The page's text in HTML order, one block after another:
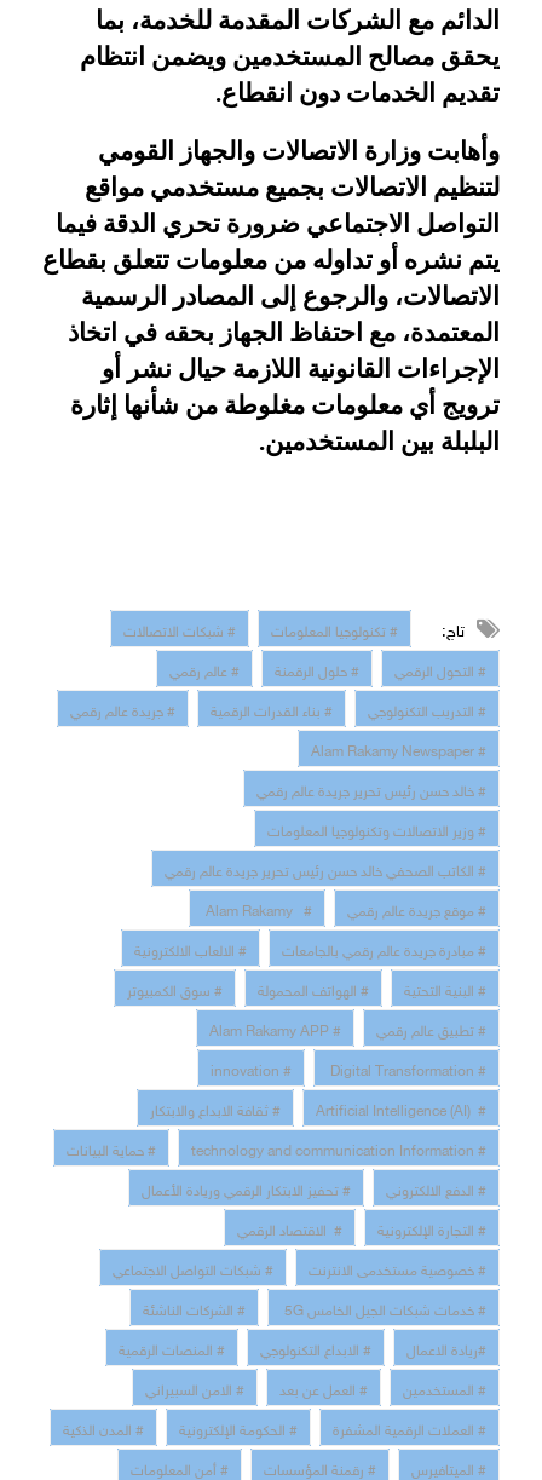
الدائم مع الشركات المقدمة للخدمة، بما
يحقق مصالح المستخدمين ويضمن انتظام
تقديم الخدمات دون انقطاع.
وأهابت وزارة الاتصالات والجهاز القومي
لتنظيم الاتصالات بجميع مستخدمي مواقع
التواصل الاجتماعي ضرورة تحري الدقة فيما
يتم نشره أو تداوله من معلومات تتعلق بقطاع
الاتصالات، والرجوع إلى المصادر الرسمية
المعتمدة، مع احتفاظ الجهاز بحقه في اتخاذ
الإجراءات القانونية اللازمة حيال نشر أو
ترويج أي معلومات مغلوطة من شأنها إثارة
البلبلة بين المستخدمين.
تاج: # تكنولوجيا المعلومات
# شبكات الاتصالات
# التحول الرقمي
# حلول الرقمنة
# عالم رقمي
# التدريب التكنولوجي
# بناء القدرات الرقمية
# جريدة عالم رقمي
# Alam Rakamy Newspaper
# خالد حسن رئيس تحرير جريدة عالم رقمي
# وزير الاتصالات وتكنولوجيا المعلومات
# الكاتب الصحفي خالد حسن رئيس تحرير جريدة عالم رقمي
# موقع جريدة عالم رقمي
# Alam Rakamy
# مبادرة جريدة عالم رقمي بالجامعات
# الالعاب الالكترونية
# البنية التحتية
# الهواتف المحمولة
# سوق الكمبيوتر
# تطبيق عالم رقمي
# Alam Rakamy APP
# Digital Transformation
# innovation
# Artificial Intelligence (AI)
# ثقافة الابداع والابتكار
# technology and communication Information
# حماية البيانات
# الدفع الالكتروني
# تحفيز الابتكار الرقمي وريادة الأعمال
# التجارة الإلكترونية
# الاقتصاد الرقمي
# خصوصية مستخدمى الانترنت
# شبكات التواصل الاجتماعي
# خدمات شبكات الجيل الخامس 5G
# الشركات الناشئة
#ريادة الاعمال
# الابداع التكنولوجي
# المنصات الرقمية
# المستخدمين
# العمل عن بعد
# الامن السبيراني
# العملات الرقمية المشفرة
# الحكومة الإلكترونية
# المدن الذكية
# الميتافيرس
# رقمنة المؤسسات # أمن المعلومات